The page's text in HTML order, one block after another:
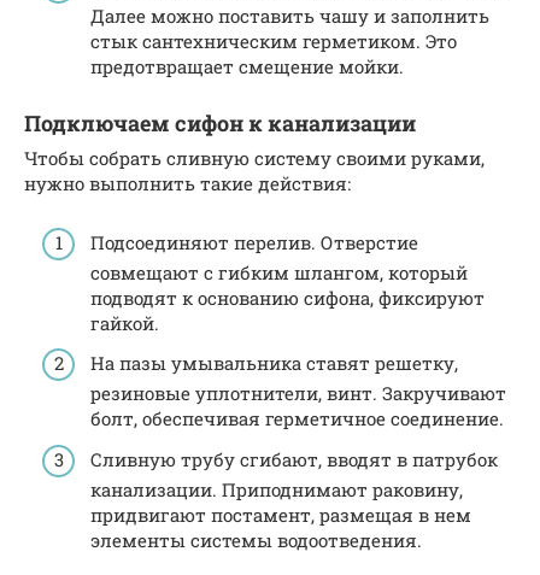
Далее можно поставить чашу и заполнить
стык сантехническим герметиком. Это
предотвращает смещение мойки.
Подключаем сифон к канализации
Чтобы собрать сливную систему своими руками,
нужно выполнить такие действия:
Подсоединяют перелив. Отверстие
совмещают с гибким шлангом, который
подводят к основанию сифона, фиксируют
гайкой.
На пазы умывальника ставят решетку,
резиновые уплотнители, винт. Закручивают
болт, обеспечивая герметичное соединение.
Сливную трубу сгибают, вводят в патрубок
канализации. Приподнимают раковину,
придвигают постамент, размещая в нем
элементы системы водоотведения.